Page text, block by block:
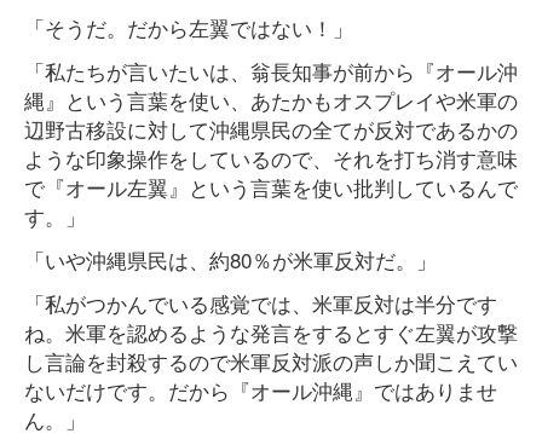
「そうだ。だから左翼ではない！」
「私たちが言いたいは、翁長知事が前から『オール沖
縄』という言葉を使い、あたかもオスプレイや米軍の
辺野古移設に対して沖縄県民の全てが反対であるかの
ような印象操作をしているので、それを打ち消す意味
で『オール左翼』という言葉を使い批判しているんで
す。」
「いや沖縄県民は、約80％が米軍反対だ。」
「私がつかんでいる感覚では、米軍反対は半分です
ね。米軍を認めるような発言をするとすぐ左翼が攻撃
し言論を封殺するので米軍反対派の声しか聞こえてい
ないだけです。だから『オール沖縄』ではありませ
ん。」